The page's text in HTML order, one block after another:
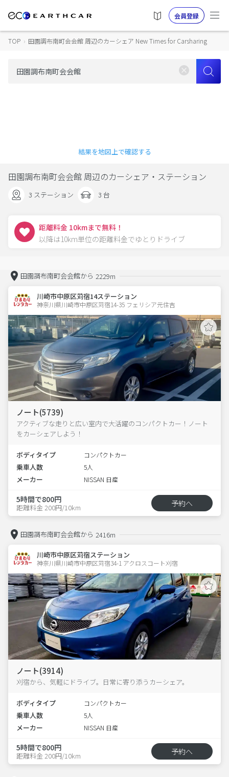
会員登録
TOP › 田園調布南町会会館 周辺のカーシェア New Times for Carsharing
結果を地図上で確認する
田園調布南町会会館 周辺のカーシェア・ステーション
3 ステーション 3 台
距離料金 10kmまで無料！
以降は10km単位の距離料金でゆとりドライブ
田園調布南町会会館から 2229m
川崎市中原区苅宿14ステーション
神奈川県川崎市中原区苅宿14-35 フェリシア元住吉
ノート(5739)
アクティブな走りと広い室内で大活躍のコンパクトカー！ノート
をカーシェアしよう！
ボディタイプ コンパクトカー
乗車人数 5人
メーカー NISSAN 日産
5時間で800円
距離料金 200円/10km 予約へ
田園調布南町会会館から 2416m
川崎市中原区苅宿ステーション
神奈川県川崎市中原区苅宿34-1 アクロスコート刈宿
ノート(3914)
刈宿から、気軽にドライブ。日常に寄り添うカーシェア。
ボディタイプ コンパクトカー
乗車人数 5人
メーカー NISSAN 日産
5時間で800円
距離料金 200円/10km 予約へ